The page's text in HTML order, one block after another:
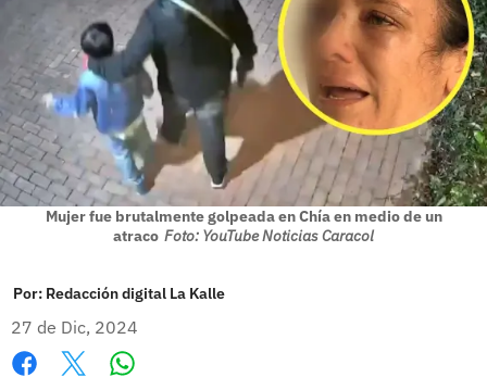
Mujer fue brutalmente golpeada en Chía en medio de un
atraco Foto: YouTube Noticias Caracol
Por: Redacción digital La Kalle
27 de Dic, 2024